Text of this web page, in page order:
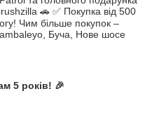
🚗 ✅ Покупка від 500
Чим більше покупок –
Буча, Нове шосе
5 років! 🎉